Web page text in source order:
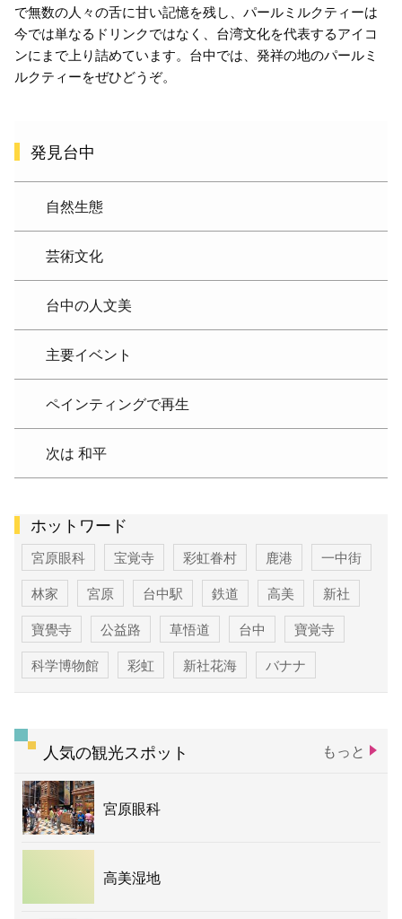
で無数の人々の舌に甘い記憶を残し、パールミルクティーは
今では単なるドリンクではなく、台湾文化を代表するアイコ
ンにまで上り詰めています。台中では、発祥の地のパールミ
ルクティーをぜひどうぞ。
発見台中
自然生態
芸術文化
台中の人文美
主要イベント
ペインティングで再生
次は 和平
ホットワード
宮原眼科 宝覚寺 彩虹眷村 鹿港
一中街
林家
宮原 台中駅 鉄道 高美
新社
寶覺寺
公益路 草悟道 台中
寶覚寺
科学博物館
彩虹 新社花海 バナナ
人気の観光スポット もっと
宮原眼科
高美湿地